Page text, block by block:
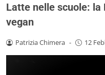
Latte nelle scuole: la
vegan
Patrizia Chimera - 12